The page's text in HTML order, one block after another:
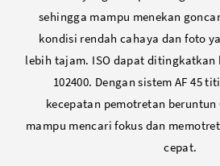
sehingga mampu menekan
kondisi rendah cahaya dan foto
lebih tajam. ISO dapat ditingkatkan
102400. Dengan sistem AF 45
kecepatan pemotretan beruntun
mampu mencari fokus dan
cepat.